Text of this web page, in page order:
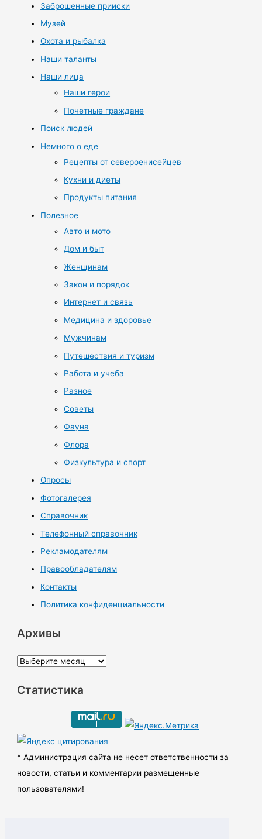
Заброшенные прииски
Музей
Охота и рыбалка
Наши таланты
Наши лица
Наши герои
Почетные граждане
Поиск людей
Немного о еде
Рецепты от североенисейцев
Кухни и диеты
Продукты питания
Полезное
Авто и мото
Дом и быт
Женщинам
Закон и порядок
Интернет и связь
Медицина и здоровье
Мужчинам
Путешествия и туризм
Работа и учеба
Разное
Советы
Фауна
Флора
Физкультура и спорт
Опросы
Фотогалерея
Справочник
Телефонный справочник
Рекламодателям
Правообладателям
Контакты
Политика конфиденциальности
Архивы
А
х
ы
Статистика
* Администрация сайта не несет ответственности за
новости, статьи и комментарии размещенные
пользователями!